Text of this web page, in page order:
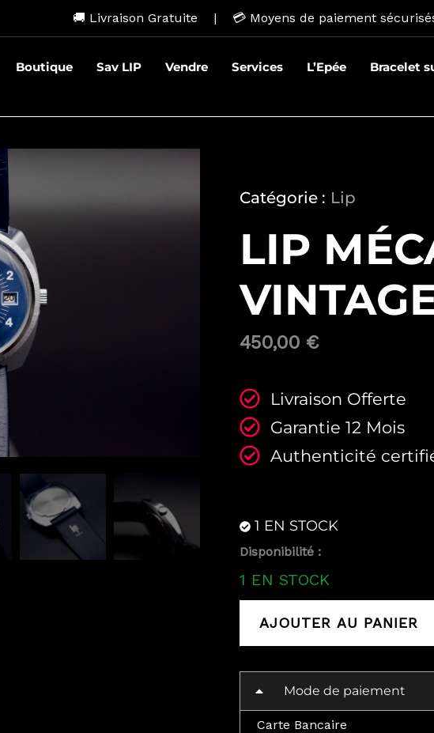
🚚 Livraison Gratuite | 💳 Moyens de paiement
Boutique Sav LIP Vendre Services L’Epée
Bracelet
Catégorie : Lip
LIP
450,00 €
Livraison Offerte
Garantie 12 Mois
Authenticité
1 EN STOCK
Disponibilité :
1 EN STOCK
quantité
Lip
vintage
NOS
AJOUTER AU PANIER
Mode de paiement
Carte Bancaire